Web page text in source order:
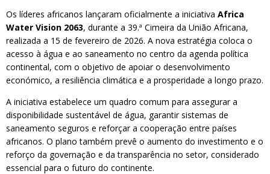
Os líderes africanos lançaram oficialmente a iniciativa Africa
Water Vision 2063, durante a 39.ª Cimeira da União Africana,
realizada a 15 de fevereiro de 2026. A nova estratégia coloca o
acesso à água e ao saneamento no centro da agenda política
continental, com o objetivo de apoiar o desenvolvimento
económico, a resiliência climática e a prosperidade a longo prazo.
A iniciativa estabelece um quadro comum para assegurar a
disponibilidade sustentável de água, garantir sistemas de
saneamento seguros e reforçar a cooperação entre países
africanos. O plano também prevê o aumento do investimento e o
reforço da governação e da transparência no setor, considerado
essencial para o futuro do continente.